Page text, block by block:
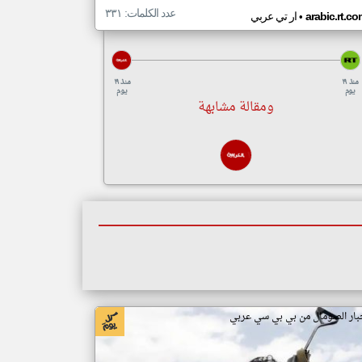
ار تي عربي• عدد الكلمات: ٣٣١
منذ ١٩
يوم
منذ ١٩
يوم
ومقالة مشابهة
الصومال من بي بي سي عربي